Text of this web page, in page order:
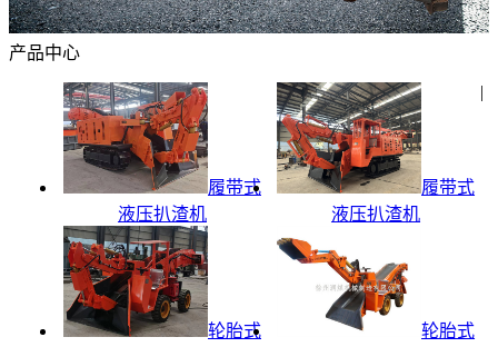
产品中心
履带式
液压扒渣机
履带式
液压扒渣机
轮胎式
轮胎式
|